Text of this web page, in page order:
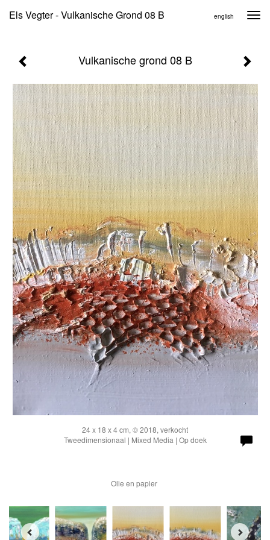
Els Vegter - Vulkanische Grond 08 B english
Vulkanische grond 08 B
24 x 18 x 4 cm, © 2018, verkocht
Tweedimensionaal | Mixed Media | Op doek
Olie en papier